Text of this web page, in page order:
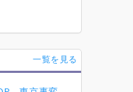
一覧を見る